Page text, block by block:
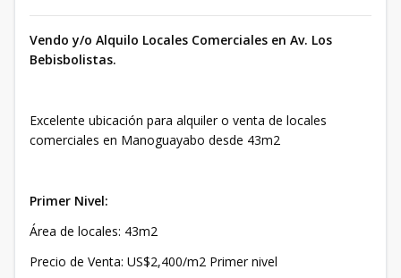
Vendo y/o Alquilo Locales Comerciales en Av. Los
Bebisbolistas.
Excelente ubicación para alquiler o venta de locales
comerciales en Manoguayabo desde 43m2
Primer Nivel:
Área de locales: 43m2
Precio de Venta: US$2,400/m2 Primer nivel